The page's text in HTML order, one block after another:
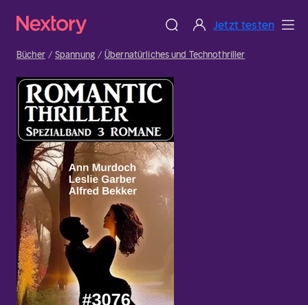
Jetzt testen
Bücher Spannung Übernatürliches und Technothriller